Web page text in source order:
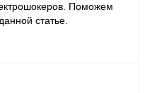
Поможем
статье.